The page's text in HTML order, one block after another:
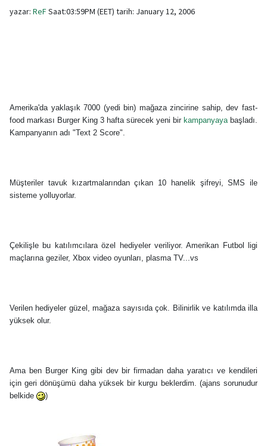
yazar: ReFSaat:03:59PM (EET) tarih: January 12, 2006
Amerika'da yaklaşık 7000 (yedi bin) mağaza zincirine sahip, dev fast-
food markası Burger King 3 hafta sürecek yeni bir kampanyaya başladı.
Kampanyanın adı "Text 2 Score".
Müşteriler tavuk kızartmalarından çıkan 10 hanelik şifreyi, SMS ile
sisteme yolluyorlar.
Çekilişle bu katılımcılara özel hediyeler veriliyor. Amerikan Futbol ligi
maçlarına geziler, Xbox video oyunları, plasma TV...vs
Verilen hediyeler güzel, mağaza sayısıda çok. Bilinirlik ve katılımda illa
yüksek olur.
Ama ben Burger King gibi dev bir firmadan daha yaratıcı ve kendileri
için geri dönüşümü daha yüksek bir kurgu beklerdim. (ajans sorunudur
belkide
)